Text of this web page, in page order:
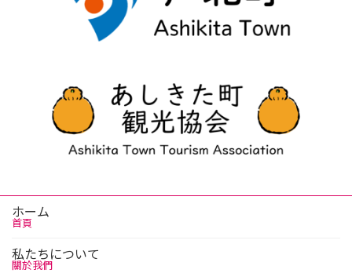
ホーム
首頁
私たちについて
關於我們